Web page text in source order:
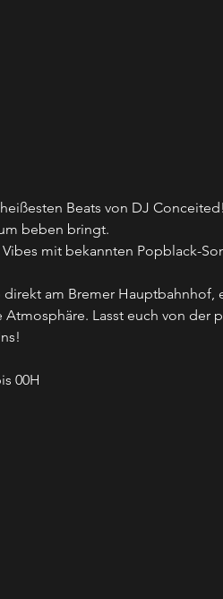
Beats von DJ
beben bringt.
mit bekannten Popblack-
direkt am Bremer
Lasst euch von der
00H